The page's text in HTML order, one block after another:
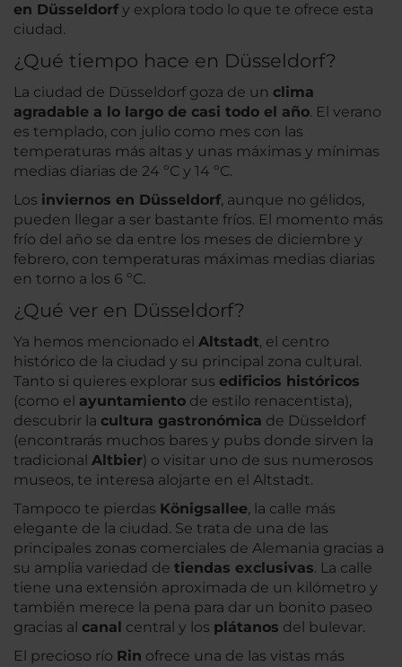
en Düsseldorf y explora todo lo que te ofrece esta
ciudad.
¿Qué tiempo hace en Düsseldorf?
La ciudad de Düsseldorf goza de un clima
agradable a lo largo de casi todo el año. El verano
es templado, con julio como mes con las
temperaturas más altas y unas máximas y mínimas
medias diarias de 24 ºC y 14 ºC.
Los inviernos en Düsseldorf, aunque no gélidos,
pueden llegar a ser bastante fríos. El momento más
frío del año se da entre los meses de diciembre y
febrero, con temperaturas máximas medias diarias
en torno a los 6 ºC.
¿Qué ver en Düsseldorf?
Ya hemos mencionado el Altstadt, el centro
histórico de la ciudad y su principal zona cultural.
Tanto si quieres explorar sus edificios históricos
(como el ayuntamiento de estilo renacentista),
descubrir la cultura gastronómica de Düsseldorf
(encontrarás muchos bares y pubs donde sirven la
tradicional Altbier) o visitar uno de sus numerosos
museos, te interesa alojarte en el Altstadt.
Tampoco te pierdas Königsallee, la calle más
elegante de la ciudad. Se trata de una de las
principales zonas comerciales de Alemania gracias a
su amplia variedad de tiendas exclusivas. La calle
tiene una extensión aproximada de un kilómetro y
también merece la pena para dar un bonito paseo
gracias al canal central y los plátanos del bulevar.
El precioso río Rin ofrece una de las vistas más